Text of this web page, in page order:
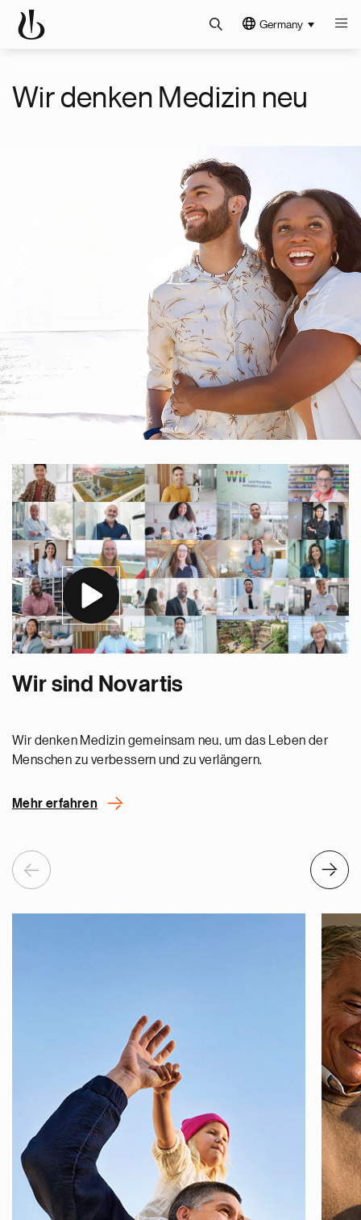
Germany
Wir denken Medizin neu
Wir sind Novartis
Wir denken Medizin gemeinsam neu, um das Leben der
Menschen zu verbessern und zu verlängern.
Mehr erfahren
Previous Next